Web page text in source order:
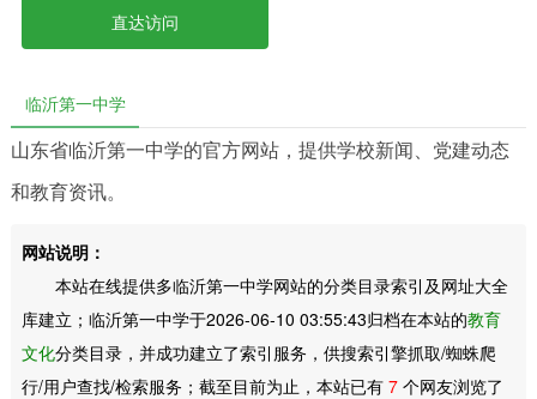
直达访问
临沂第一中学
山东省临沂第一中学的官方网站，提供学校新闻、党建动态
和教育资讯。
网站说明：
本站在线提供多临沂第一中学网站的分类目录索引及网址大全
库建立；临沂第一中学于2026-06-10 03:55:43归档在本站的教育
文化分类目录，并成功建立了索引服务，供搜索引擎抓取/蜘蛛爬
行/用户查找/检索服务；截至目前为止，本站已有 7个网友浏览了